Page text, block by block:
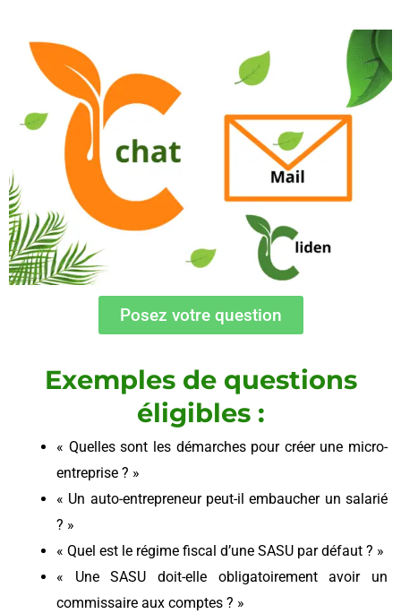
Posez votre question
Exemples de questions
éligibles :
« Quelles sont les démarches pour créer une micro-
entreprise ? »
« Un auto-entrepreneur peut-il embaucher un salarié
? »
« Quel est le régime fiscal d’une SASU par défaut ? »
« Une SASU doit-elle obligatoirement avoir un
commissaire aux comptes ? »